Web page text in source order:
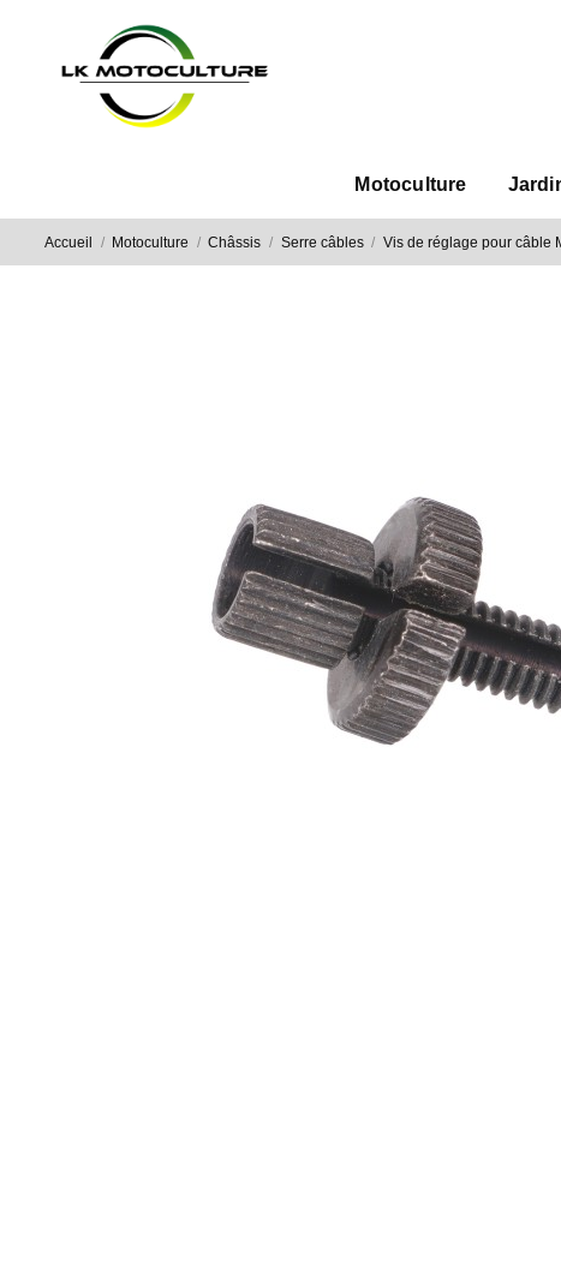
Motoculture
Accueil Motoculture Châssis Serre câbles Vis de réglage pour câble